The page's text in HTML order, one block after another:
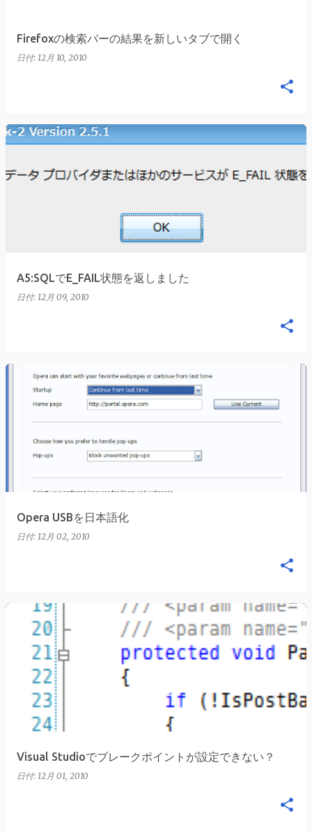
Firefoxの検索バーの結果を新しいタブで開く
日付: 12月 10, 2010
A5:SQLでE_FAIL状態を返しました
日付: 12月 09, 2010
Opera USBを日本語化
日付: 12月 02, 2010
Visual Studioでブレークポイントが設定できない？
日付: 12月 01, 2010